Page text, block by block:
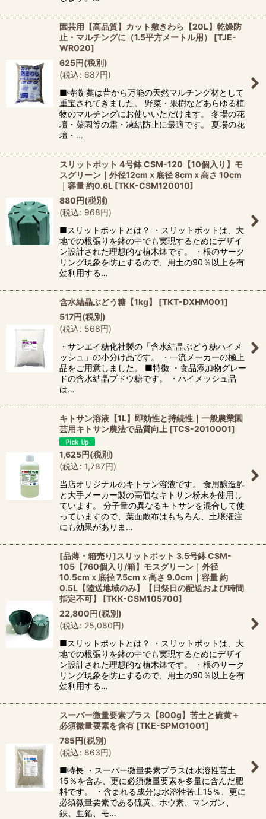
園芸用【高品質】カット敷きわら【20L】乾燥防
止・マルチングに（1.5平方メートル用）
[TJE-
WR020]
625円(税別)
(税込: 687円)
■特徴 藁は昔から万能の天然マルチング材として
重宝されてきました。 野菜・果樹などあらゆる植
物のマルチングにお使いいただけます。 冬場の花
壇・菜園等の霜・凍結防止に最適です。 夏場の花
壇・…
スリットポット 4号鉢 CSM-120【10個入り】モ
スグリーン｜外径12cmｘ底径 8cmｘ高さ 10cm
｜容量 約0.6L [TKK-CSM120010]
880円(税別)
(税込: 968円)
■スリットポットとは？ ・スリットポットは、大
地での根張りを鉢の中でも実現するためにデザイ
ン設計された理想的な植木鉢です。 ・根のサーク
リング現象を防止するので、用土の90％以上を有
効利用する…
含水結晶ぶどう糖【1kg】 [TKT-DXHM001]
517円(税別)
(税込: 568円)
・サンエイ糖化社製の「含水結晶ぶどう糖ハイメ
ッシュ」の小分け品です。 ・一流メーカーの極上
品をご用意しました。 ■特徴 ・食品添加物グレー
ドの含水結晶ブドウ糖です。 ・ハイメッシュ品
は…
キトサン溶液【1L】即効性と持続性｜一般農業園
芸用キトサン農法で品質向上 [TCS-2010001]
1,625円(税別)
(税込: 1,787円)
当店オリジナルのキトサン溶液です。 食用醸造酢
と大手メーカー製の高価なキトサン粉末を使用し
ています。 分子量の異なるキトサンを混合して使
っていますので、葉面散布はもちろん、土壌潅注
にも効果がありま…
[品薄・箱売り]スリットポット 3.5号鉢 CSM-
105【760個入り/箱】モスグリーン｜外径
10.5cmｘ底径 7.5cmｘ高さ 9.0cm｜容量 約
0.5L【陸送地域のみ】【日祭日の配送および時間
指定不可】
[TKK-CSM105700]
22,800円(税別)
(税込: 25,080円)
■スリットポットとは？ ・スリットポットは、大
地での根張りを鉢の中でも実現するためにデザイ
ン設計された理想的な植木鉢です。 ・根のサーク
リング現象を防止するので、用土の90％以上を有
効利用する…
スーパー微量要素プラス【800g】苦土と硫黄＋
必須微量要素を含有 [TKE-SPMG1001]
785円(税別)
(税込: 863円)
■特長 ・スーパー微量要素プラスは水溶性苦土
15％を含み、更に必須微量要素を多量に含んだ肥
料です。 ・含まれる成分は水溶性苦土15％、更に
必須微量要素である硫黄、ホウ素、マンガン、
鉄、亜鉛、モ…